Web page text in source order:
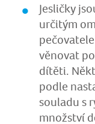
Jesličky
určitým
věnovat
dítěti.
podle
souladu s
množství